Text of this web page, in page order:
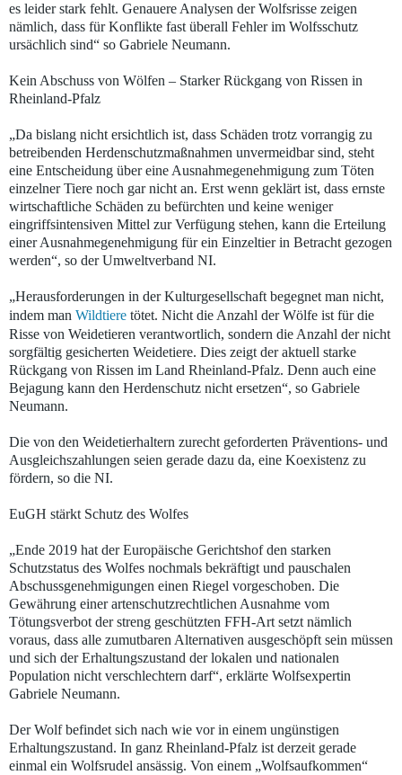
es leider stark fehlt. Genauere Analysen der Wolfsrisse zeigen
nämlich, dass für Konflikte fast überall Fehler im Wolfsschutz
ursächlich sind“ so Gabriele Neumann.
Kein Abschuss von Wölfen – Starker Rückgang von Rissen in
Rheinland-Pfalz
„Da bislang nicht ersichtlich ist, dass Schäden trotz vorrangig zu
betreibenden Herdenschutzmaßnahmen unvermeidbar sind, steht
eine Entscheidung über eine Ausnahmegenehmigung zum Töten
einzelner Tiere noch gar nicht an. Erst wenn geklärt ist, dass ernste
wirtschaftliche Schäden zu befürchten und keine weniger
eingriffsintensiven Mittel zur Verfügung stehen, kann die Erteilung
einer Ausnahmegenehmigung für ein Einzeltier in Betracht gezogen
werden“, so der Umweltverband NI.
„Herausforderungen in der Kulturgesellschaft begegnet man nicht,
indem man Wildtiere tötet. Nicht die Anzahl der Wölfe ist für die
Risse von Weidetieren verantwortlich, sondern die Anzahl der nicht
sorgfältig gesicherten Weidetiere. Dies zeigt der aktuell starke
Rückgang von Rissen im Land Rheinland-Pfalz. Denn auch eine
Bejagung kann den Herdenschutz nicht ersetzen“, so Gabriele
Neumann.
Die von den Weidetierhaltern zurecht geforderten Präventions- und
Ausgleichszahlungen seien gerade dazu da, eine Koexistenz zu
fördern, so die NI.
EuGH stärkt Schutz des Wolfes
„Ende 2019 hat der Europäische Gerichtshof den starken
Schutzstatus des Wolfes nochmals bekräftigt und pauschalen
Abschussgenehmigungen einen Riegel vorgeschoben. Die
Gewährung einer artenschutzrechtlichen Ausnahme vom
Tötungsverbot der streng geschützten FFH-Art setzt nämlich
voraus, dass alle zumutbaren Alternativen ausgeschöpft sein müssen
und sich der Erhaltungszustand der lokalen und nationalen
Population nicht verschlechtern darf“, erklärte Wolfsexpertin
Gabriele Neumann.
Der Wolf befindet sich nach wie vor in einem ungünstigen
Erhaltungszustand. In ganz Rheinland-Pfalz ist derzeit gerade
einmal ein Wolfsrudel ansässig. Von einem „Wolfsaufkommen“